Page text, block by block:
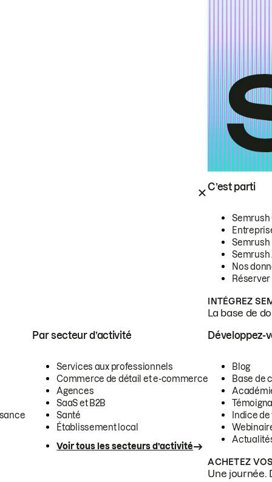
C’est parti
Semrush
Semrush
Semrush
Nos
INTÉGREZ
La base de
Par secteur d’activité
Services aux professionnels
Commerce de détail et e-commerce
Agences
SaaS et B2B
Santé
Établissement local
Voir tous les secteurs d’activité
Développez-
Blog
Base de
Indice
ACHETEZ
Une journée.